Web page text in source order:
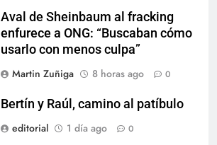
Aval de Sheinbaum al fracking
enfurece a ONG: “Buscaban cómo
usarlo con menos culpa”
Martin Zuñiga
8 horas ago 0
Bertín y Raúl, camino al patíbulo
editorial
1 día ago 0